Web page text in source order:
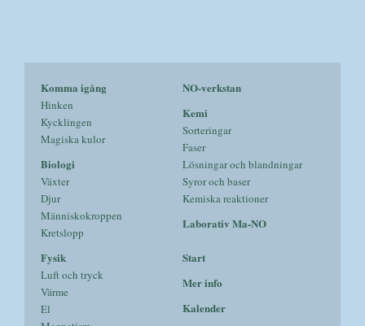
Komma igång
Hinken
Kycklingen
Magiska kulor
Biologi
Växter
Djur
Människokroppen
Kretslopp
NO-verkstan
Kemi
Sorteringar
Faser
Lösningar och blandningar
Syror och baser
Kemiska reaktioner
Laborativ Ma-NO
Fysik
Luft och tryck
Värme
El
Start
Mer info
Kalender